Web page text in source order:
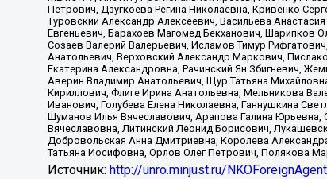
Петрович, Дзугкоева Регина Николаевна, Кривенко
Туровский Александр Алексеевич, Васильева
Евгеньевич, Барахоев Магомед Бекханович, Шарипков
Созаев Валерий Валерьевич, Исламов Тимур
Анатольевич, Верховский Александр Маркович,
Екатерина Александровна, Рачинский Ян Збигневич,
Аверин Владимир Анатольевич, Щур Татьяна
Кириллович, Флиге Ирина Анатольевна, Мельникова
Иванович, Голубева Елена Николаевна, Ганнушкина
Шуманов Илья Вячеславович, Арапова Галина
Вячеславовна, Литинский Леонид Борисович,
Добровольская Анна Дмитриевна, Королева
Татьяна Иосифовна, Орлов Олег Петрович, Полякова
Источник: http://unro.minjust.ru/